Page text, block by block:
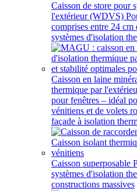
Caisson de store pour
l'extérieur (WDVS)
comprises entre 24
systèmes d'isolation
Caisson en laine
thermique par
pour fenêtres – idéal
vénitiens et de volets
façade à isolation
Caisson superposable
systèmes d'isolation
constructions massives